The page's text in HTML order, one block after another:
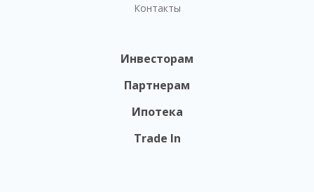
Контакты
Инвесторам
Партнерам
Ипотека
Trade In